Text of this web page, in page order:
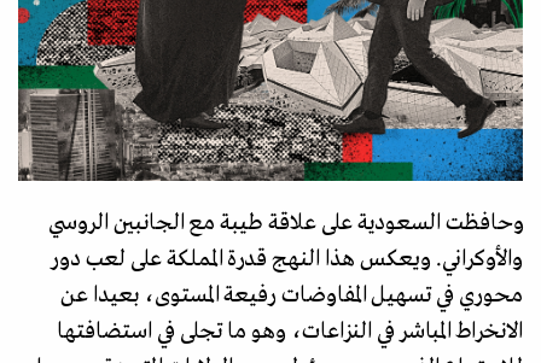
وحافظت السعودية على علاقة طيبة مع الجانبين الروسي
والأوكراني. ويعكس هذا النهج قدرة المملكة على لعب دور
محوري في تسهيل المفاوضات رفيعة المستوى، بعيدا عن
الانخراط المباشر في النزاعات، وهو ما تجلى في استضافتها